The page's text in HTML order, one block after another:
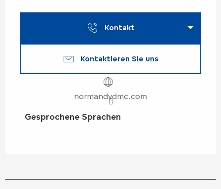
Kontakt
Kontaktieren Sie uns
normandydmc.com
Gesprochene Sprachen
Gesprochene Sprachen